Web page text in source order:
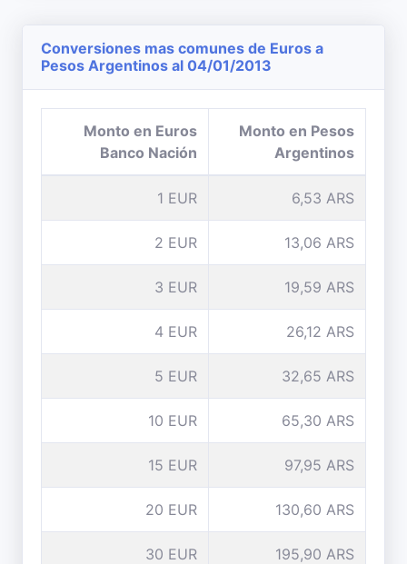
Conversiones mas comunes de Euros a
Pesos Argentinos al 04/01/2013
Monto en Euros
Banco Nación
Monto en Pesos
Argentinos
1 EUR 6,53 ARS
2 EUR 13,06 ARS
3 EUR 19,59 ARS
4 EUR 26,12 ARS
5 EUR 32,65 ARS
10 EUR 65,30 ARS
15 EUR 97,95 ARS
20 EUR 130,60 ARS
30 EUR 195,90 ARS